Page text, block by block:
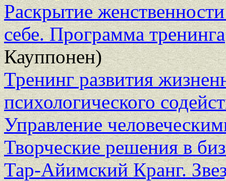
Раскрытие
себе. Программа тренинга
Кауппонен)
Тренинг развития
психологического
Управление
Творческие решения в
Тар-Айимский Кранг.